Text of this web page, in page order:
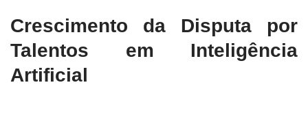
Crescimento da Disputa por
Talentos em Inteligência
Artificial